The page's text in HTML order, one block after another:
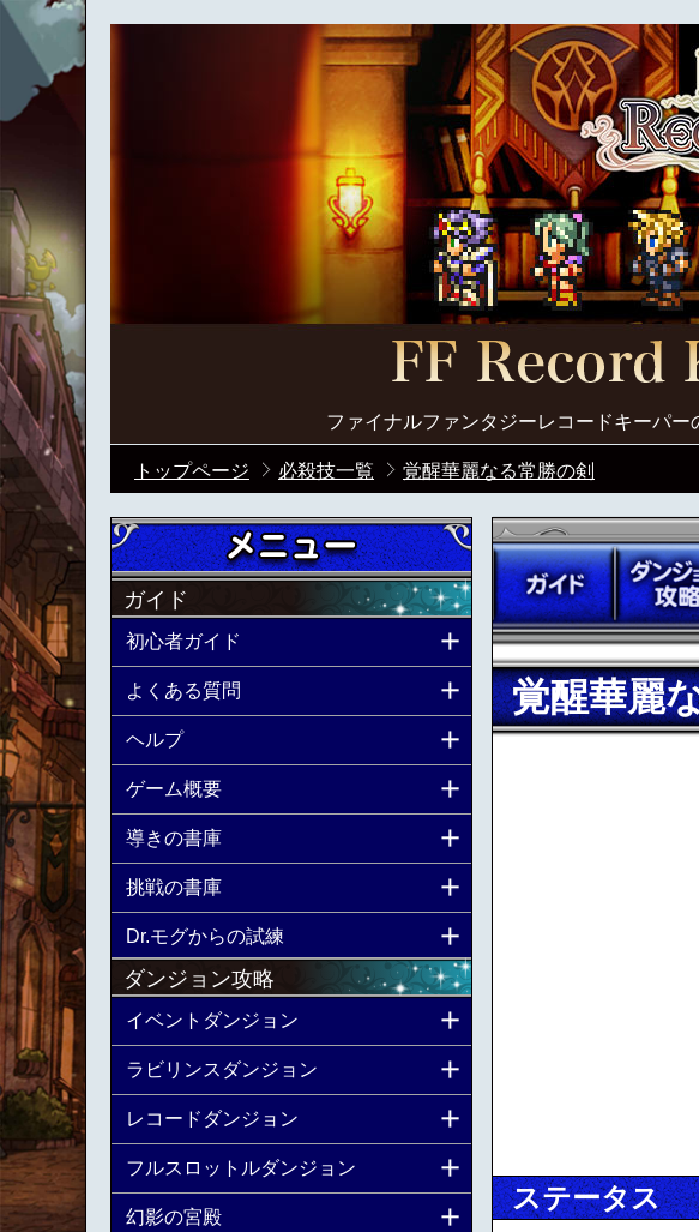
ファイナルファンタジーレコードキーパ
トップページ 必殺技一覧 覚醒華麗なる常勝の剣
覚醒華麗
ステータス
ガイド
初心者ガイド
よくある質問
ヘルプ
ゲーム概要
導きの書庫
挑戦の書庫
Dr.モグからの試練
ダンジョン攻略
イベントダンジョン
ラビリンスダンジョン
レコードダンジョン
フルスロットルダンジョン
幻影の宮殿